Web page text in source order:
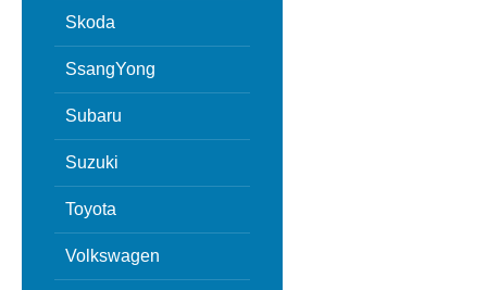
Skoda
SsangYong
Subaru
Suzuki
Toyota
Volkswagen